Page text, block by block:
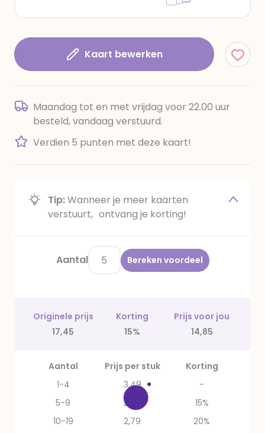
Kaart bewerken
Maandag tot en met vrijdag voor 22.00 uur
besteld, vandaag verstuurd.
Verdien 5 punten met deze kaart!
Tip:Wanneer je meer kaarten
verstuurt, ontvang je korting!
Aantal Bereken voordeel
Originele prijs Korting
Prijs voor jou
17,45
15% 14,85
Aantal Prijs per stuk
Korting
1-4
3,49
-
5-9
2,97
15%
10-19
2,79
20%